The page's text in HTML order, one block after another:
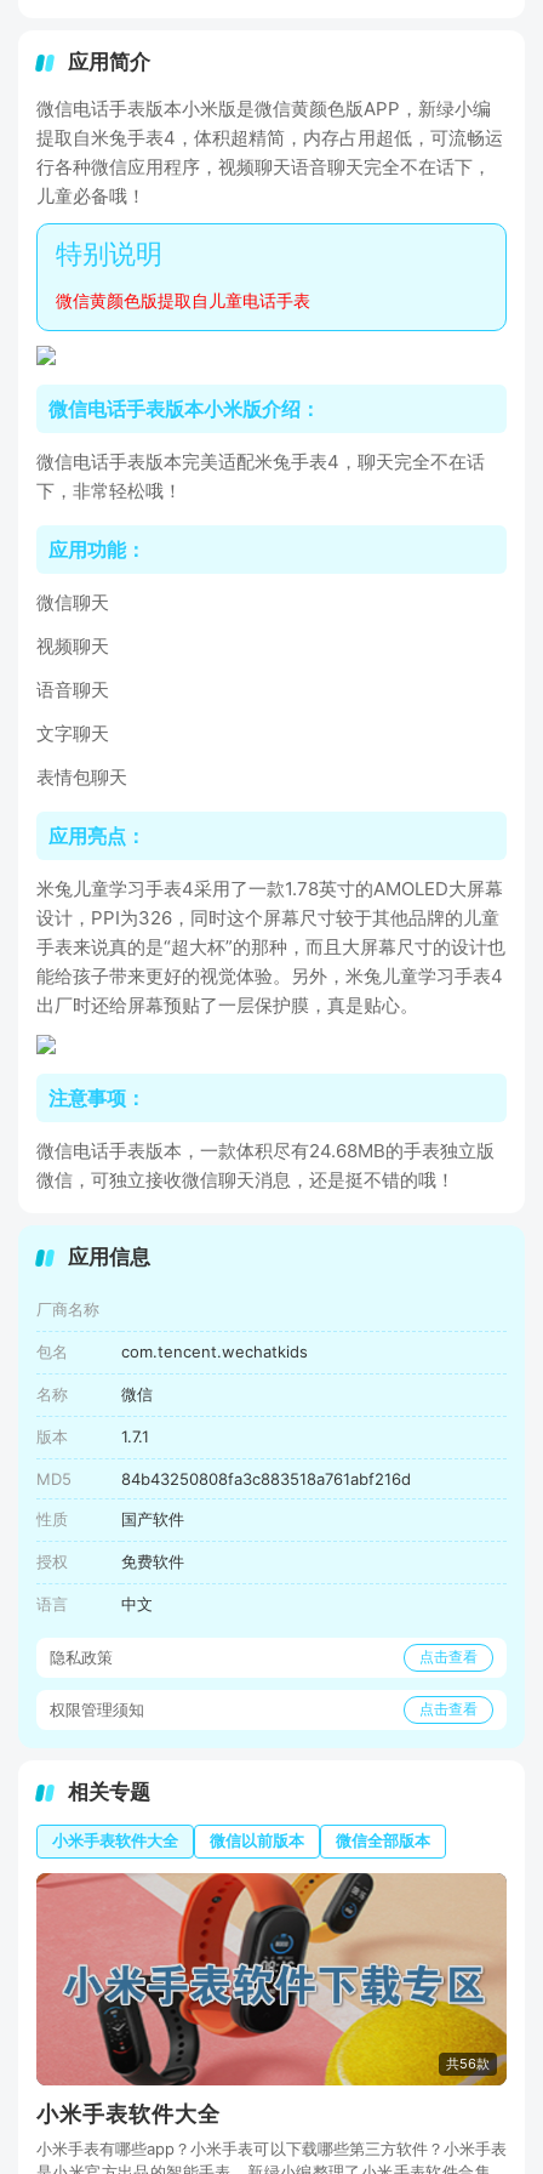
应用简介
微信电话手表版本小米版是微信黄颜色版APP，新绿小编
提取自米兔手表4，体积超精简，内存占用超低，可流畅运
行各种微信应用程序，视频聊天语音聊天完全不在话下，
儿童必备哦！
微信黄颜色版提取自儿童电话手表
微信电话手表版本小米版介绍：
微信电话手表版本完美适配米兔手表4，聊天完全不在话
下，非常轻松哦！
应用功能：
微信聊天
视频聊天
语音聊天
文字聊天
表情包聊天
应用亮点：
米兔儿童学习手表4采用了一款1.78英寸的AMOLED大屏幕
设计，PPI为326，同时这个屏幕尺寸较于其他品牌的儿童
手表来说真的是“超大杯”的那种，而且大屏幕尺寸的设计也
能给孩子带来更好的视觉体验。另外，米兔儿童学习手表4
出厂时还给屏幕预贴了一层保护膜，真是贴心。
注意事项：
微信电话手表版本，一款体积尽有24.68MB的手表独立版
微信，可独立接收微信聊天消息，还是挺不错的哦！
应用信息
厂商名称
包名 com.tencent.wechatkids
名称 微信
版本 1.7.1
MD5 84b43250808fa3c883518a761abf216d
性质 国产软件
授权 免费软件
语言 中文
隐私政策 点击查看
权限管理须知 点击查看
相关专题
小米手表软件大全 微信以前版本 微信全部版本
共56款
小米手表软件大全
小米手表有哪些app？小米手表可以下载哪些第三方软件？小米手表